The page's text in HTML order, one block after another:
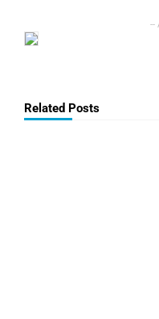
Related Posts